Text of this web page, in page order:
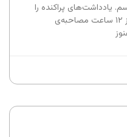
یادداشت‌های پراکنده را
دارم منسجم می‌کنم. حاصل بیش از ۱۲ ساعت مصاحبه‌ی